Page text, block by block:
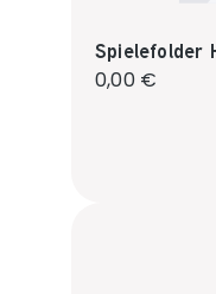
Spielefolder
Regulärer
0,00 €